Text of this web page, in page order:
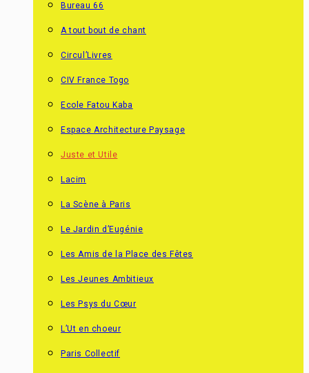
Bureau 66
A tout bout de chant
Circul’Livres
CIV France Togo
Ecole Fatou Kaba
Espace Architecture Paysage
Juste et Utile
Lacim
La Scène à Paris
Le Jardin d’Eugénie
Les Amis de la Place des Fêtes
Les Jeunes Ambitieux
Les Psys du Cœur
L’Ut en choeur
Paris Collectif